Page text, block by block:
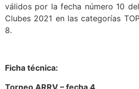
válidos por la fecha número 10
Clubes 2021 en las categorías
8.
Ficha técnica:
Torneo ARRV – fecha 4